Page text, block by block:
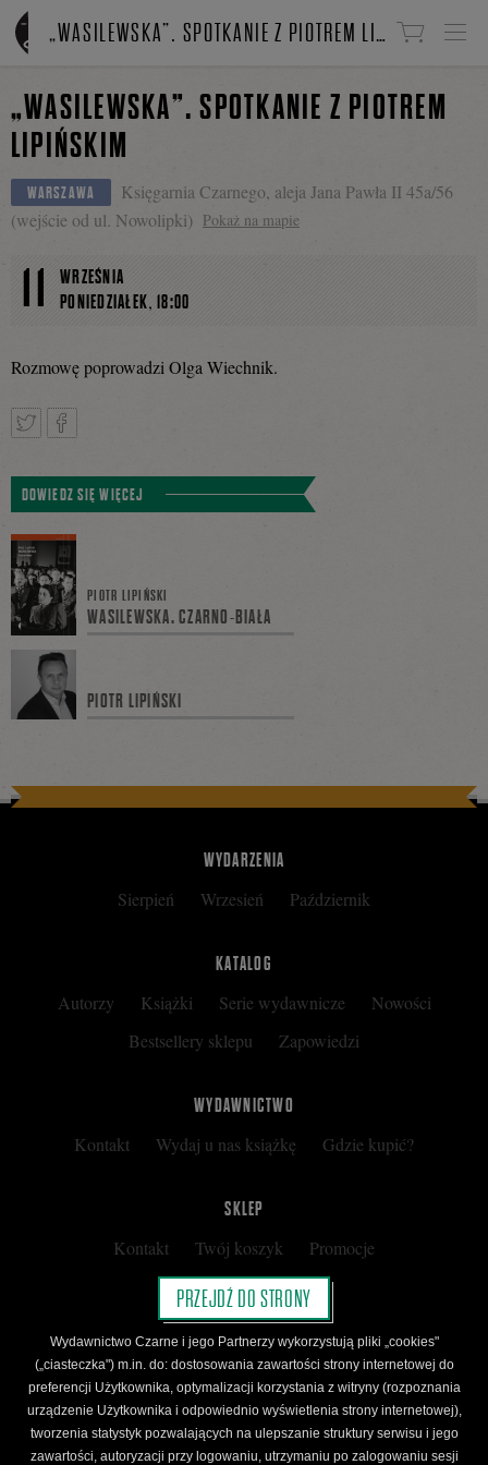
Linki do przejścia
„WASILEWSKA”. SPOTKANIE Z PIOTREM LIPIŃSKIM
„WASILEWSKA”. SPOTKANIE Z PIOTREM
LIPIŃSKIM
WARSZAWA
Księgarnia Czarnego, aleja Jana Pawła II 45a/56
(wejście od ul. Nowolipki) Pokaż na mapie
11
WRZEŚNIA
PONIEDZIAŁEK,18:00
Rozmowę poprowadzi Olga Wiechnik.
TweetnijPodziel
się
na
DOWIEDZ SIĘ WIĘCEJ
PIOTR LIPIŃSKI
WASILEWSKA. CZARNO-BIAŁA
PIOTR LIPIŃSKI
WYDARZENIA
Sierpień Wrzesień Październik
KATALOG
Autorzy Książki Serie wydawnicze
Nowości
Bestsellery sklepu
Zapowiedzi
WYDAWNICTWO
Kontakt Wydaj u nas książkę Gdzie kupić?
SKLEP
Kontakt Twój koszyk
Promocje
Kup kartę podarunkową
Nota prawna
Regulamin
Polityka prywatności
Regulamin Klubu Czarnego
Regulamin Karty Podarunkowej
PRZEJDŹ DO STRONY
Wydawnictwo Czarne i jego Partnerzy wykorzystują pliki „cookies"
(„ciasteczka") m.in. do: dostosowania zawartości strony internetowej do
preferencji Użytkownika, optymalizacji korzystania z witryny (rozpoznania
urządzenie Użytkownika i odpowiednio wyświetlenia strony internetowej),
tworzenia statystyk pozwalających na ulepszanie struktury serwisu i jego
zawartości, autoryzacji przy logowaniu, utrzymaniu po zalogowaniu sesji